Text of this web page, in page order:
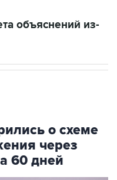
объяснений из-
о схеме
через
60 дней